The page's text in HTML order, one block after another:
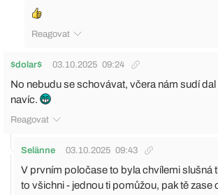
Reagovat
$dolar$ 03.10.2025 09:24
No nebudu se schovávat, včera nám sudí
navíc.
Reagovat
Selänne 03.10.2025 09:43
V prvním poločase to byla chvílemi slušná
to všichni - jednou ti pomůžou, pak tě zase